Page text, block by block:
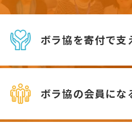
ボラ協を寄付で支
ボラ協の会員にな